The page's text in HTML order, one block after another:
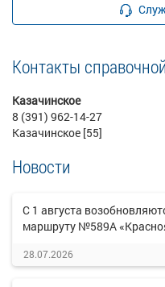
Контакты справочной
Казачинское
8 (391) 962-14-27
Казачинское [55]
Новости
С 1 августа
маршруту №589А
28.07.2026